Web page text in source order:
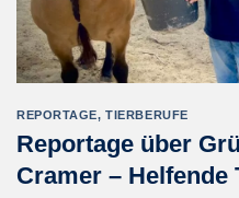
REPORTAGE,TIERBERUFE
Reportage über
Cramer – Helfende